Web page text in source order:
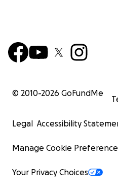
© 2010-2026 GoFundMe
Legal Accessibility
Manage Cookie
Your Privacy Choices